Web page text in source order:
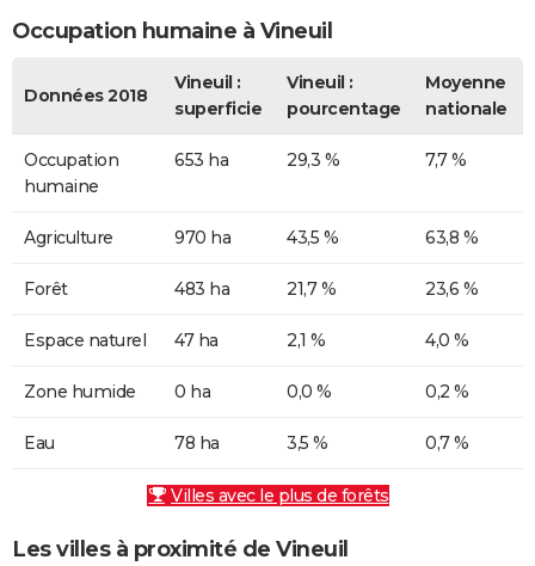
Occupation humaine à Vineuil
Données 2018
Vineuil :
superficie
Vineuil :
pourcentage
Moyenne
nationale
Occupation
humaine
653 ha 29,3 % 7,7 %
Agriculture 970 ha 43,5 % 63,8 %
Forêt 483 ha 21,7 % 23,6 %
Espace naturel 47 ha 2,1 % 4,0 %
Zone humide 0 ha 0,0 % 0,2 %
Eau 78 ha 3,5 % 0,7 %
Villes avec le plus de forêts
Les villes à proximité de Vineuil